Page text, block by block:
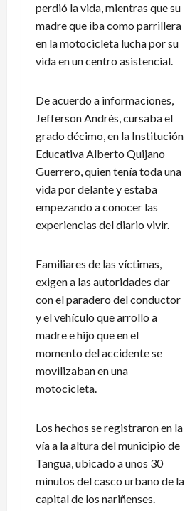
perdió la vida, mientras que su
madre que iba como parrillera
en la motocicleta lucha por su
vida en un centro asistencial.
De acuerdo a informaciones,
Jefferson Andrés, cursaba el
grado décimo, en la Institución
Educativa Alberto Quijano
Guerrero, quien tenía toda una
vida por delante y estaba
empezando a conocer las
experiencias del diario vivir.
Familiares de las víctimas,
exigen a las autoridades dar
con el paradero del conductor
y el vehículo que arrollo a
madre e hijo que en el
momento del accidente se
movilizaban en una
motocicleta.
Los hechos se registraron en la
vía a la altura del municipio de
Tangua, ubicado a unos 30
minutos del casco urbano de la
capital de los nariñenses.